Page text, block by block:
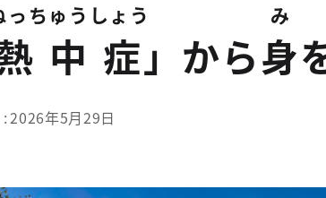
中症
っちゅうしょう
」から身
み
2026年5月29日